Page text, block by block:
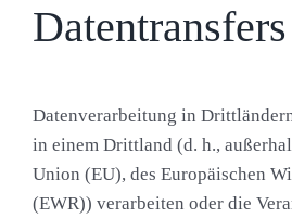
Datentransfers
Datenverarbeitung in
in einem Drittland (d. h.,
Union (EU), des Europäischen
(EWR)) verarbeiten oder die